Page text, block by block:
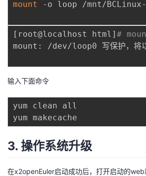
mount -o loop /mnt/
[ root@localhost html ] #
mount: /dev/loop0 写保护，将以
输入下面命令
yum clean all
3. 操作系统升级
在x2openEuler启动成功后，打开启动的web